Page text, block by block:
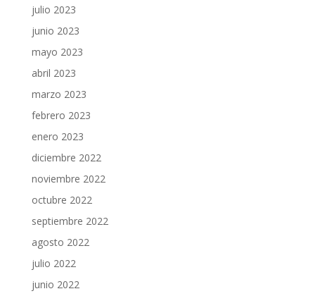
julio 2023
junio 2023
mayo 2023
abril 2023
marzo 2023
febrero 2023
enero 2023
diciembre 2022
noviembre 2022
octubre 2022
septiembre 2022
agosto 2022
julio 2022
junio 2022